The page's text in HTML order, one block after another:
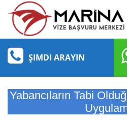
ŞIMDI ARAYIN
Yabancıların Tabi